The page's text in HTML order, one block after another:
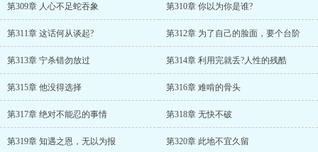
第309章 人心不足蛇吞象 第310章 你以为你是谁?
第311章 这话何从谈起? 第312章 为了自己的脸面，要个台阶
第313章 宁杀错勿放过 第314章 利用完就丢?人性的残酷
第315章 他没得选择 第316章 难啃的骨头
第317章 绝对不能忍的事情 第318章 无快不破
第319章 知遇之恩，无以为报 第320章 此地不宜久留